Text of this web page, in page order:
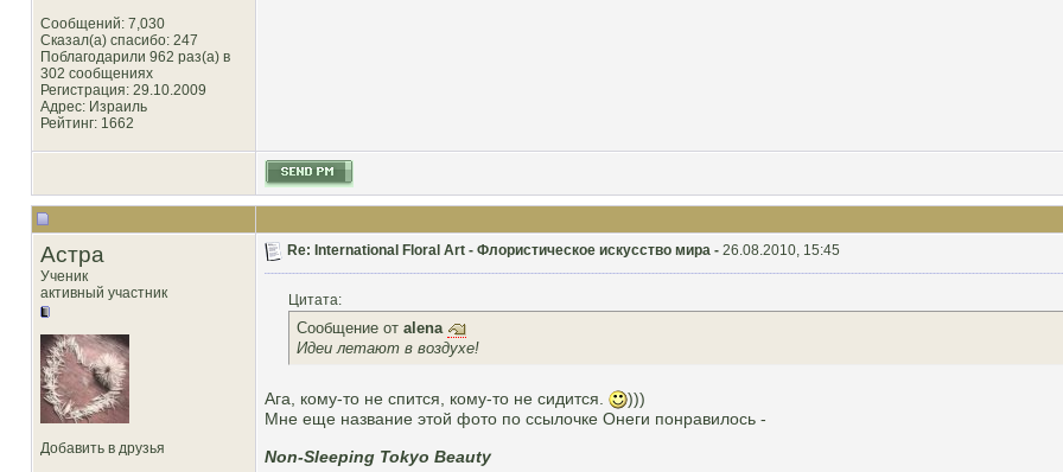
Сообщений: 7,030
Сказал(а) спасибо: 247
Поблагодарили 962 раз(а) в
302 сообщениях
Регистрация: 29.10.2009
Адрес: Израиль
Рейтинг: 1662
Астра
Ученик
активный участник
Добавить в друзья
Re: International Floral Art - Флористическое искусство мира - 26.08.2010, 15:45
Цитата:
Сообщение от alena
Идеи летают в воздухе!
Ага, кому-то не спится, кому-то не сидится.
)))
Мне еще название этой фото по ссылочке Онеги понравилось -
Non-Sleeping Tokyo Beauty